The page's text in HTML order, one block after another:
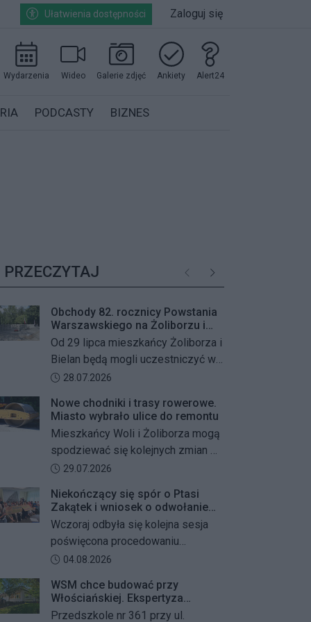
Ułatwienia dostępności Zaloguj się
Wydarzenia Wideo Galerie zdjęć Ankiety Alert24
PODCASTY BIZNES
PRZECZYTAJ PoprzednieNastępne
Obchody 82. rocznicy Powstania
Warszawskiego na Żoliborzu i
Bielanach
Od 29 lipca mieszkańcy Żoliborza i
Bielan będą mogli uczestniczyć w
szeregu kolejnych wydarzeń
Powstania Warszawskiego oraz
żołnierzy Armii Krajowej Obwodu
„Żywiciel”. W programie znalazły
się akcje porządkowania miejsc
pamięci, uroczystości patriotyczne,
spotkania z powstańcami oraz
wspólne oddanie hołdu bohaterom
Data dodania artykułu:
28.07.2026
Nowe chodniki i trasy rowerowe.
Miasto wybrało ulice do remontu
Mieszkańcy Woli i Żoliborza mogą
spodziewać się kolejnych zmian w
miejskiej przestrzeni. Warszawa
dróg dla rowerów na kilku ważnych
ulicach obu dzielnic. Wykonawcy
mają zostać wybrani w przetargu, a
wszystkie prace mają zakończyć
się jeszcze w tym roku.
Data dodania artykułu:
29.07.2026
Niekończący się spór o Ptasi
Zakątek i wniosek o odwołanie
przewodniczącego Rady
Dzielnicy
Wczoraj odbyła się kolejna sesja
poświęcona procedowaniu
obywatelskiego projektu uchwały
zaniechania budowy zespołu
przedszkolno-żłobkowego przy ul.
Data dodania artykułu:
04.08.2026
WSM chce budować przy
Włościańskiej. Ekspertyza
wykazała problemy z gruntem
Przedszkole nr 361 przy ul.